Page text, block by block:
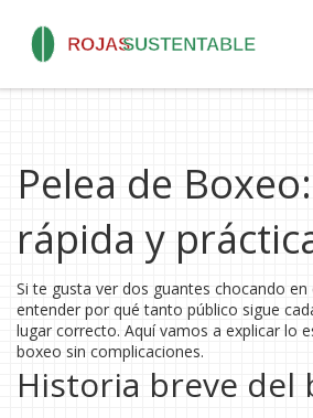
Pelea de
rápida y
Si te gusta ver dos guantes chocando en
entender por qué tanto público sigue
lugar correcto. Aquí vamos a explicar lo
boxeo sin complicaciones.
Historia breve del